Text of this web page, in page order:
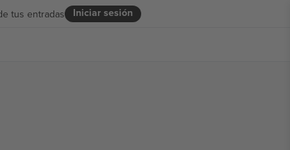
Iniciar sesión
tus entradas